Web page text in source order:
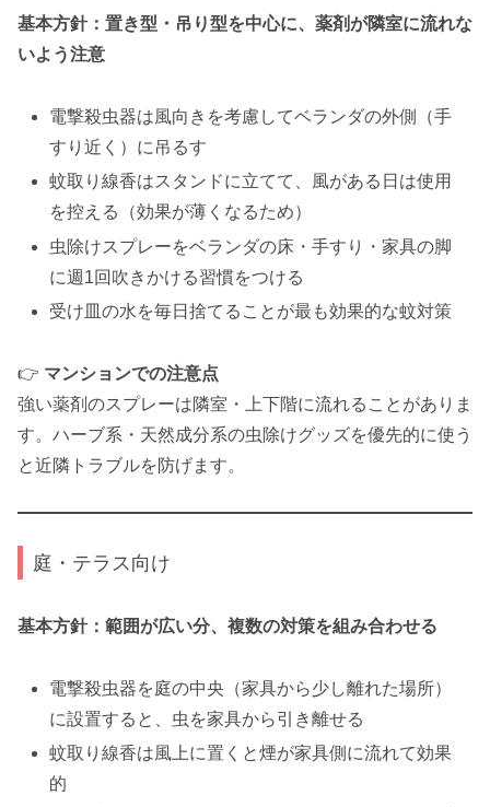
基本方針：置き型・吊り型を中心に、薬剤が隣室に流れな
いよう注意
電撃殺虫器は風向きを考慮してベランダの外側（手
すり近く）に吊るす
蚊取り線香はスタンドに立てて、風がある日は使用
を控える（効果が薄くなるため）
虫除けスプレーをベランダの床・手すり・家具の脚
に週1回吹きかける習慣をつける
受け皿の水を毎日捨てることが最も効果的な蚊対策
👉 マンションでの注意点
強い薬剤のスプレーは隣室・上下階に流れることがありま
す。ハーブ系・天然成分系の虫除けグッズを優先的に使う
と近隣トラブルを防げます。
庭・テラス向け
基本方針：範囲が広い分、複数の対策を組み合わせる
電撃殺虫器を庭の中央（家具から少し離れた場所）
に設置すると、虫を家具から引き離せる
蚊取り線香は風上に置くと煙が家具側に流れて効果
的